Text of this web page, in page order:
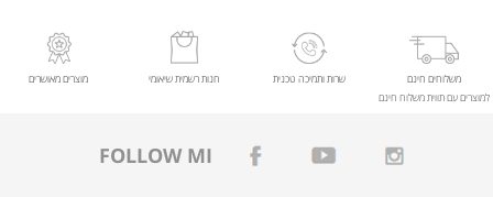
משלוחים חינם
למוצרים עם תווית משלוח חינם
שרות ותמיכה טכנית חנות רשמית שיאומי מוצרים מאושרים
FOLLOW MI